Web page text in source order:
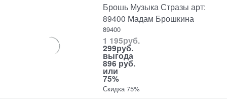
Брошь Музыка Стразы арт:
89400 Мадам Брошкина
89400
1 195руб.
299руб.
выгода
896 руб.
или
75%
Скидка 75%